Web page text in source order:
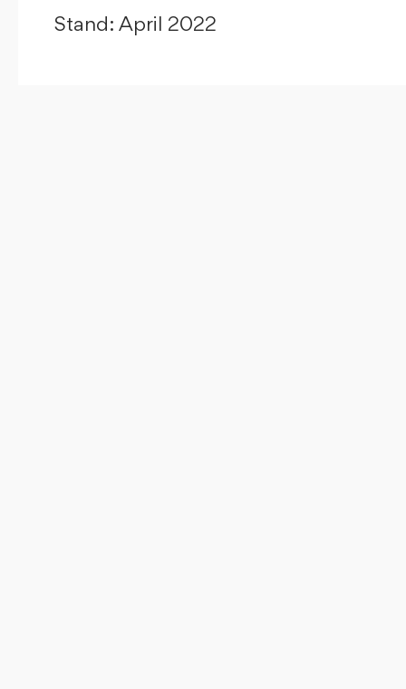
Stand: April 2022